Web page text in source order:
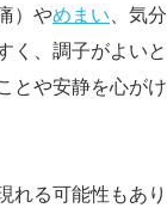
）やめまい、気
く、調子がよい
とや安静を心が
れる可能性もあ